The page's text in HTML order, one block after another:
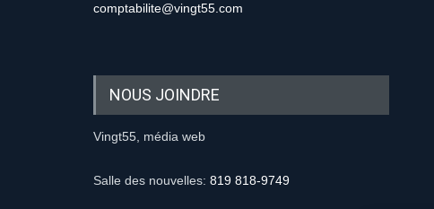
comptabilite@vingt55.com
NOUS JOINDRE
Vingt55, média web
Salle des nouvelles: 819 818-9749